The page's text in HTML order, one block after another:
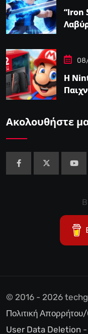
“Iron
Η
Ακολουθήστε
© 2016 - 2026
Πολιτική
User Data Deletion